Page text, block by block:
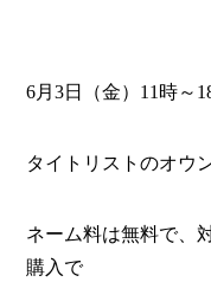
6月3日（金）11時～
タイトリストのオウ
ネーム料は無料で、
購入で